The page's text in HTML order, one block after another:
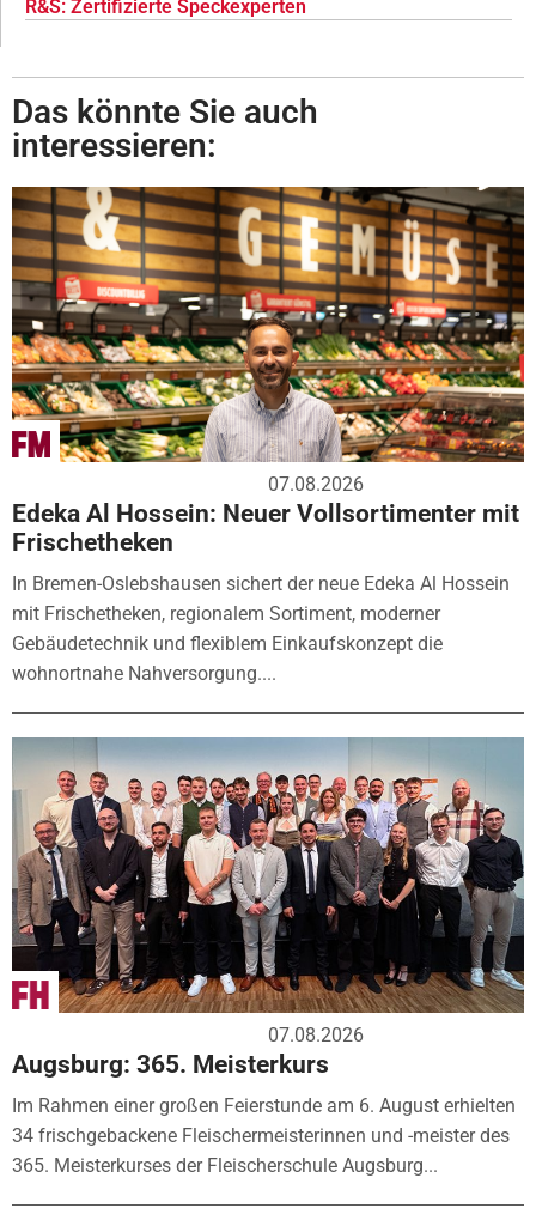
R&S: Zertifizierte Speckexperten
Das könnte Sie auch
interessieren:
07.08.2026
Edeka Al Hossein: Neuer Vollsortimenter mit
Frischetheken
In Bremen-Oslebshausen sichert der neue Edeka Al Hossein
mit Frischetheken, regionalem Sortiment, moderner
Gebäudetechnik und flexiblem Einkaufskonzept die
wohnortnahe Nahversorgung....
07.08.2026
Augsburg: 365. Meisterkurs
Im Rahmen einer großen Feierstunde am 6. August erhielten
34 frischgebackene Fleischermeisterinnen und -meister des
365. Meisterkurses der Fleischerschule Augsburg...